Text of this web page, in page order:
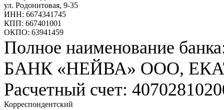
ул. Родонитовая, 9-35
ИНН: 6674341745
КПП: 667401001
ОКПО: 63941459
Полное наименование
БАНК «НЕЙВА» ООО,
Расчетный счет:
Корреспондентский